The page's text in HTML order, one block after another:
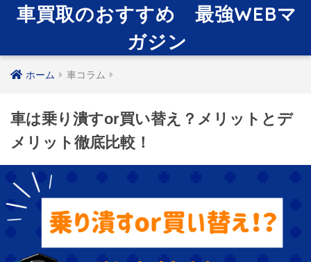
車買取のおすすめ 最強WEBマ
ガジン
ホーム 車コラム
車は乗り潰すor買い替え？メリットとデ
メリット徹底比較！